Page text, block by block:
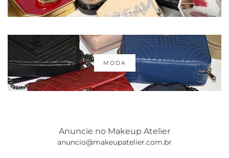
MODA
Anuncie no Makeup Atelier
anuncio@makeupatelier.com.br